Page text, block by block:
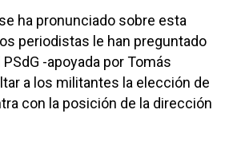
ha pronunciado sobre esta
periodistas le han preguntado
-apoyada por Tomás
a los militantes la elección de
con la posición de la dirección